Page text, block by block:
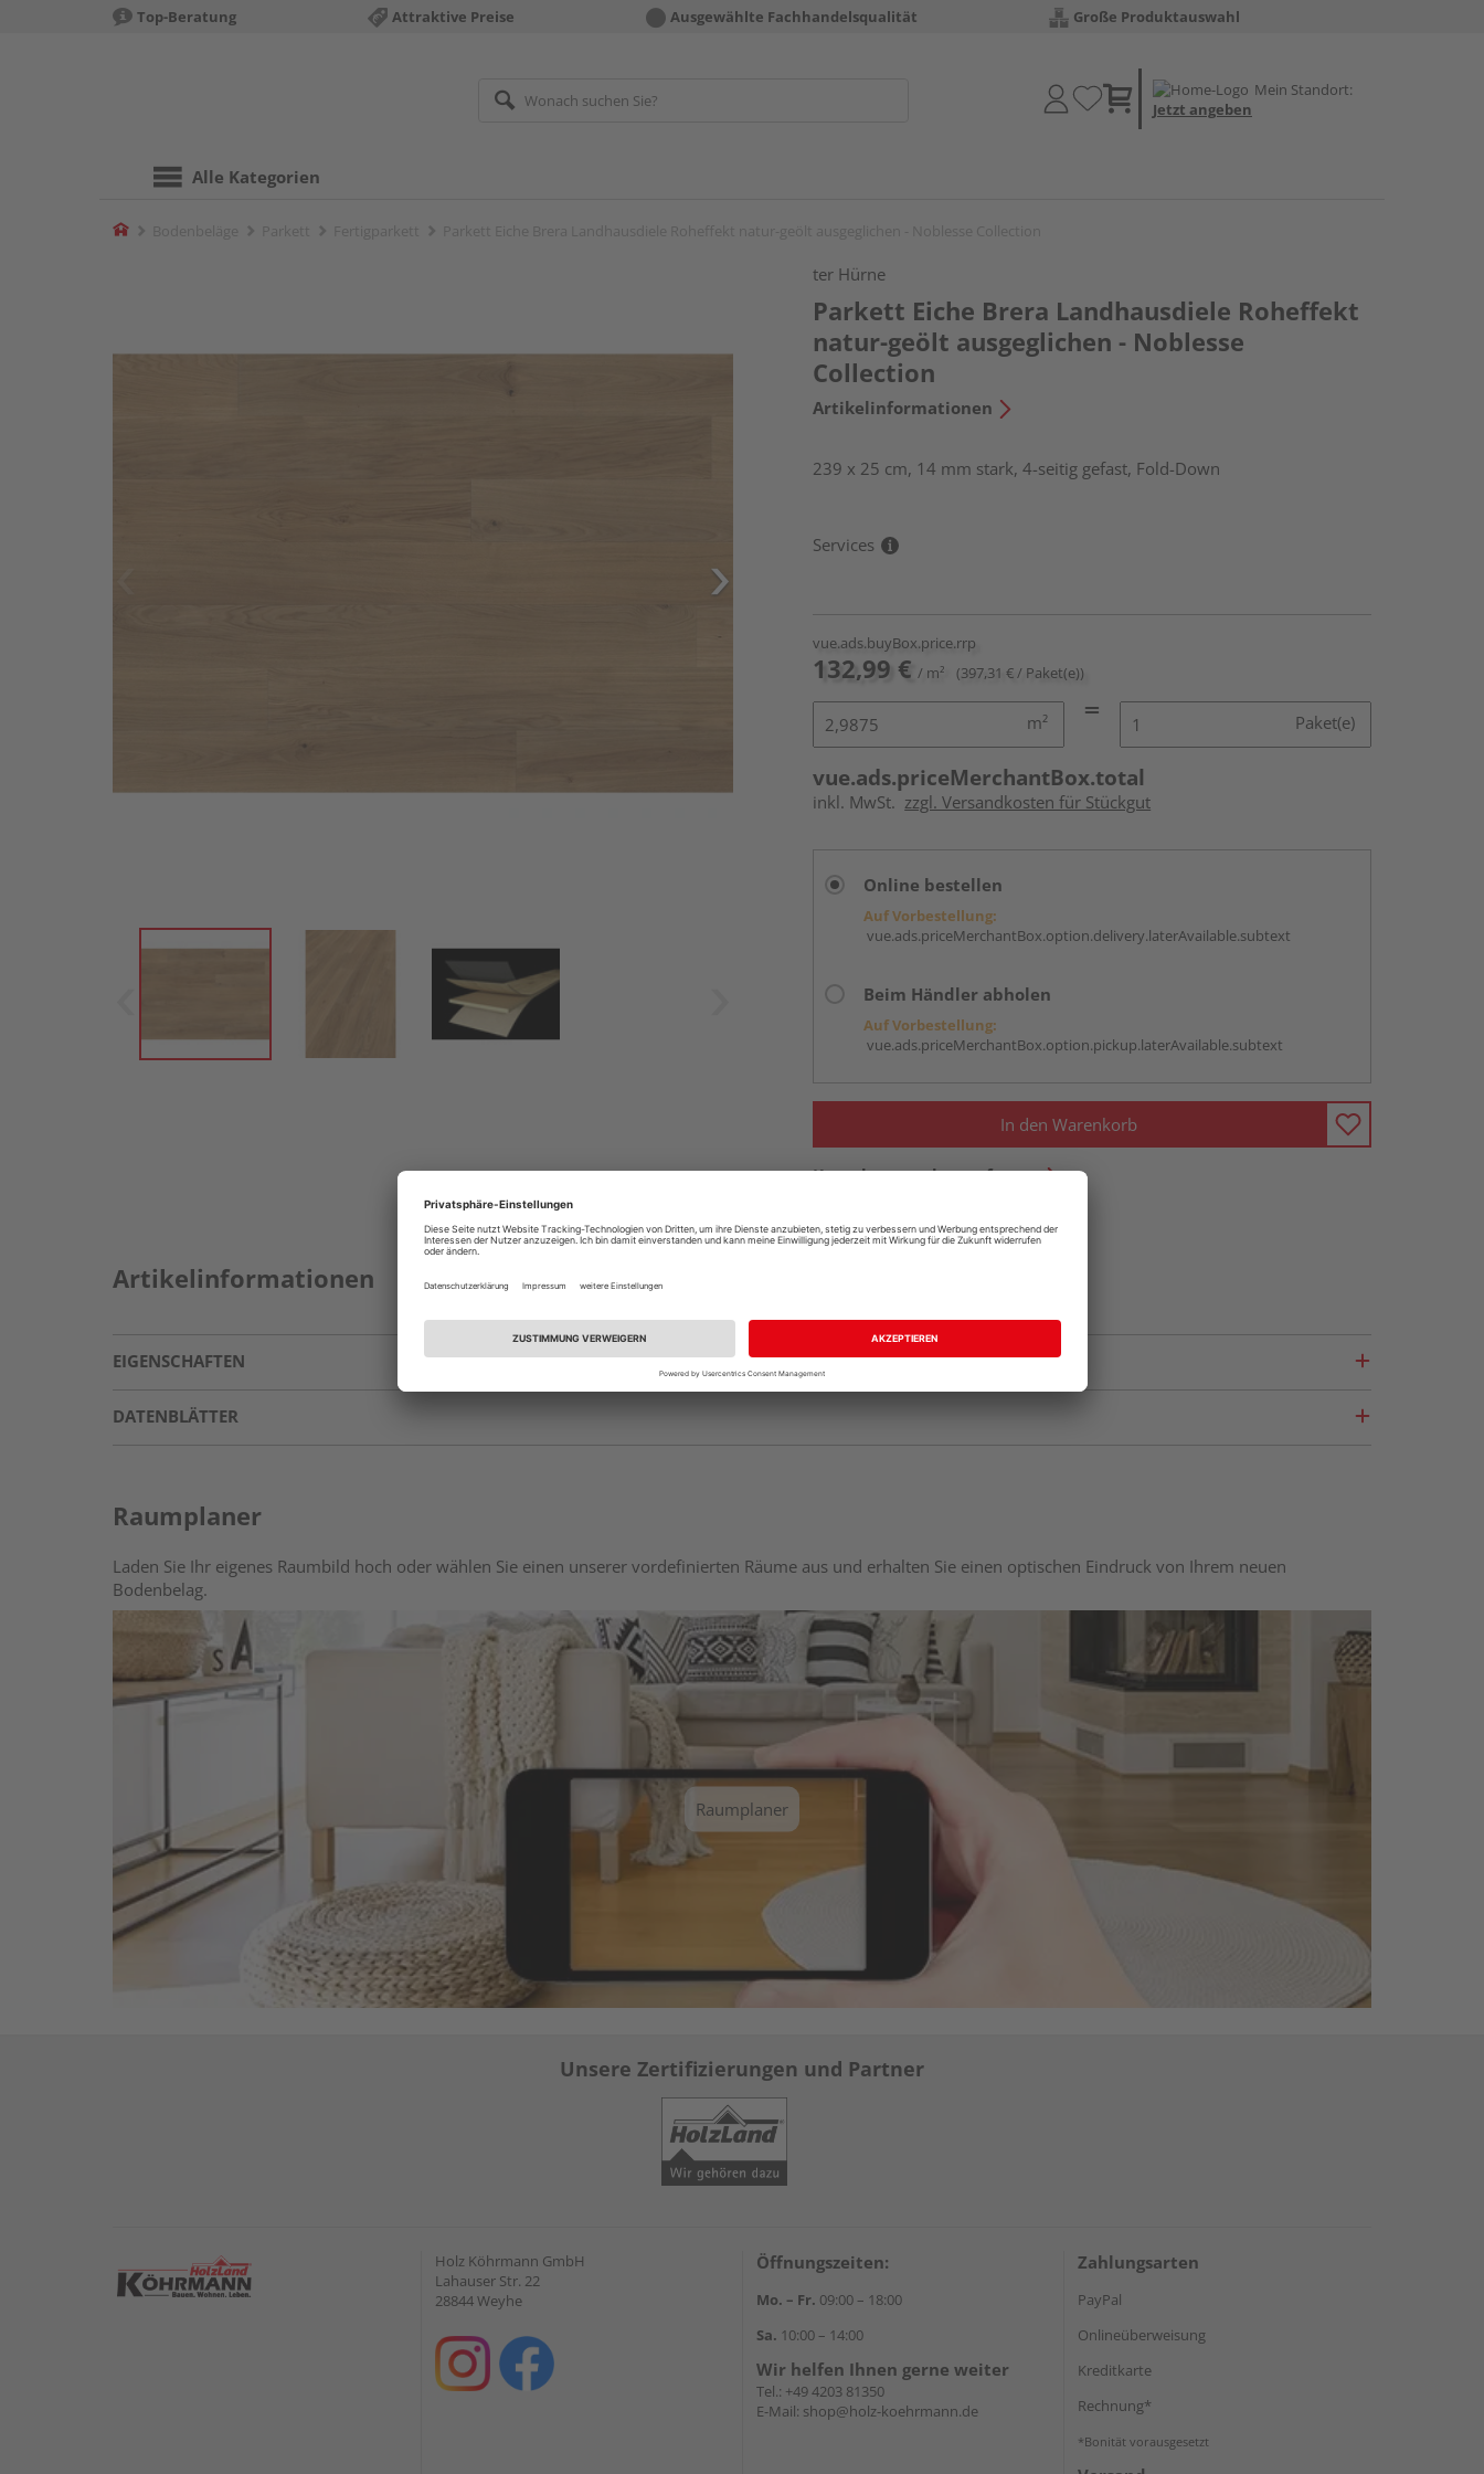
Top-Beratung Attraktive Preise Ausgewählte Fachhandelsqualität Große Produktauswahl
Mein Standort:
Jetzt angeben
Alle Kategorien
Home
ter Hürne
Parkett Eiche Brera Landhausdiele Roheffekt
natur-geölt ausgeglichen - Noblesse
Collection
Artikelinformationen
239 x 25 cm, 14 mm stark, 4-seitig gefast, Fold-Down
Services
vue.ads.buyBox.price.rrp
132,99 € / m² (397,31 € / Paket(e))
m² Paket(e)
vue.ads.priceMerchantBox.total
inkl. MwSt. zzgl. Versandkosten für Stückgut
Online bestellen
Auf Vorbestellung:
vue.ads.priceMerchantBox.option.delivery.laterAvailable.subtext
Beim Händler abholen
Auf Vorbestellung:
vue.ads.priceMerchantBox.option.pickup.laterAvailable.subtext
In den Warenkorb
Komplettangebot anfragen
Artikelinformationen
EIGENSCHAFTEN
DATENBLÄTTER
Raumplaner
Laden Sie Ihr eigenes Raumbild hoch oder wählen Sie einen unserer vordefinierten Räume aus und erhalten Sie einen optischen Eindruck von Ihrem neuen
Bodenbelag.
Raumplaner
Unsere Zertifizierungen und Partner
Holz Köhrmann GmbH
Lahauser Str. 22
28844 Weyhe
Öffnungszeiten:
Mo. – Fr. 09:00 – 18:00
Sa. 10:00 – 14:00
Wir helfen Ihnen gerne weiter
Tel.: +49 4203 81350
E-Mail: shop@holz-koehrmann.de
Zahlungsarten
PayPal
Onlineüberweisung
Kreditkarte
Rechnung*
*Bonität vorausgesetzt